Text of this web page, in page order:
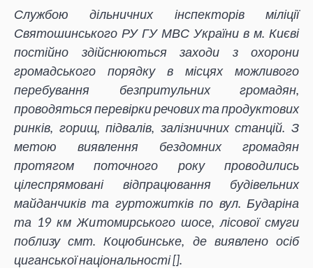
Службою дільничних інспекторів міліції
Святошинського РУ ГУ МВС України в м. Києві
постійно здійснюються заходи з охорони
громадського порядку в місцях можливого
перебування безпритульних громадян,
проводяться перевірки речових та продуктових
ринків, горищ, підвалів, залізничних станцій. З
метою виявлення бездомних громадян
протягом поточного року проводились
цілеспрямовані відпрацювання будівельних
майданчиків та гуртожитків по вул. Бударіна
та 19 км Житомирського шосе, лісової смуги
поблизу смт. Коцюбинське, де виявлено осіб
циганської національності [].